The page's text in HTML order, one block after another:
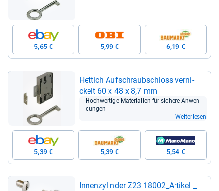
5,65 € 5,99 € 6,19 €
Het­tich Auf­schraub­schloss ver­ni­
ckelt 60 x 48 x 8,7 mm
Hoch­wer­tige Mate­ria­lien für sichere Anwen­
dun­gen
Weiterlesen
5,39 € 5,39 € 5,54 €
Innen­zy­lin­der Z23 18002_Arti­kel _